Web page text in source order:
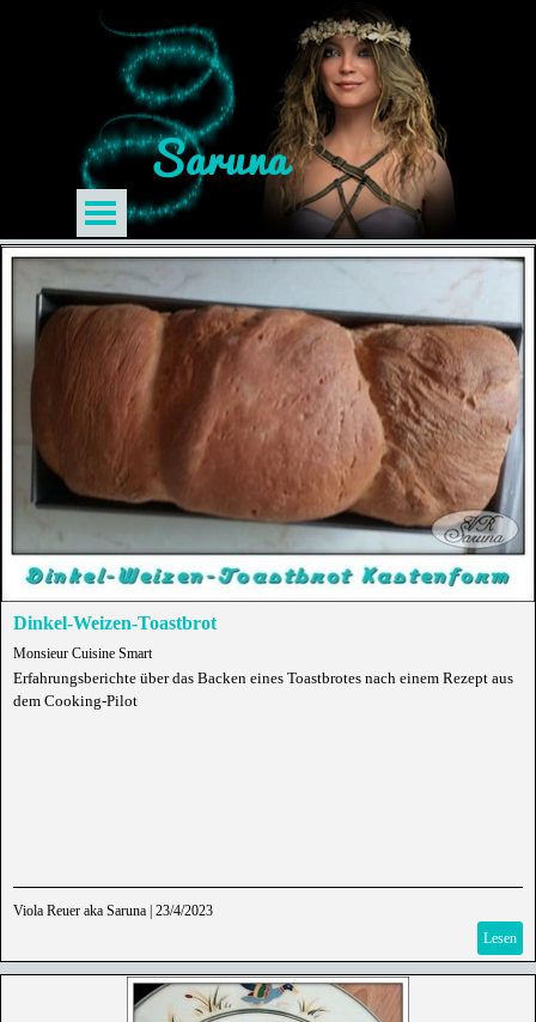
Dinkel-Weizen-Toastbrot
Monsieur Cuisine Smart
Erfahrungsberichte über das Backen eines Toastbrotes nach einem Rezept aus
dem Cooking-Pilot
Viola Reuer aka Saruna 23/4/2023
Lesen